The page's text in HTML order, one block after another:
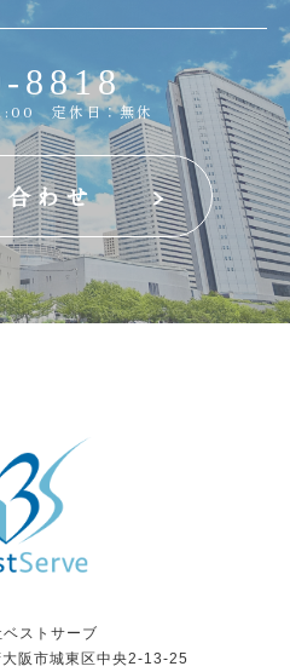
8818
定休日：無休
わせ
ストサーブ
大阪市城東区中央2-13-25